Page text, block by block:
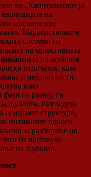
на „Капитализмот ja
на
влијание врз
Марксистичките
системи ги
на колективната
на љубовта
отпечаток, како
и нееднаквости.
како
на развој, ги
љубовта. Разгледува
семејните структури,
интимните односи.
за разбирање на
ги поставува
на љубовта.